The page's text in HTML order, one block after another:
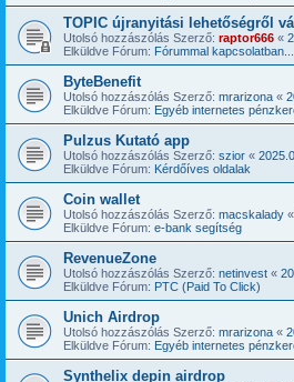
TOPIC újranyitási lehetőségről
Utolsó hozzászólás Szerző: raptor666 «
Elküldve Fórum: Fórummal kapcsolatban...
ByteBenefit
Utolsó hozzászólás Szerző: mrarizona «
Elküldve Fórum: Egyéb internetes
Pulzus Kutató app
Utolsó hozzászólás Szerző: szior «
Elküldve Fórum: Kérdőíves oldalak
Coin wallet
Utolsó hozzászólás Szerző: macskalady «
Elküldve Fórum: e-bank segítség
RevenueZone
Utolsó hozzászólás Szerző: netinvest «
Elküldve Fórum: PTC (Paid To Click)
Unich Airdrop
Utolsó hozzászólás Szerző: mrarizona «
Elküldve Fórum: Egyéb internetes
Synthelix depin airdrop